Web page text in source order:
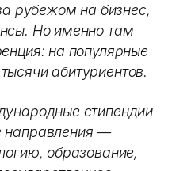
рубежом на бизнес,
Но именно там
на популярные
абитуриентов.
стипендии
направления —
образование,